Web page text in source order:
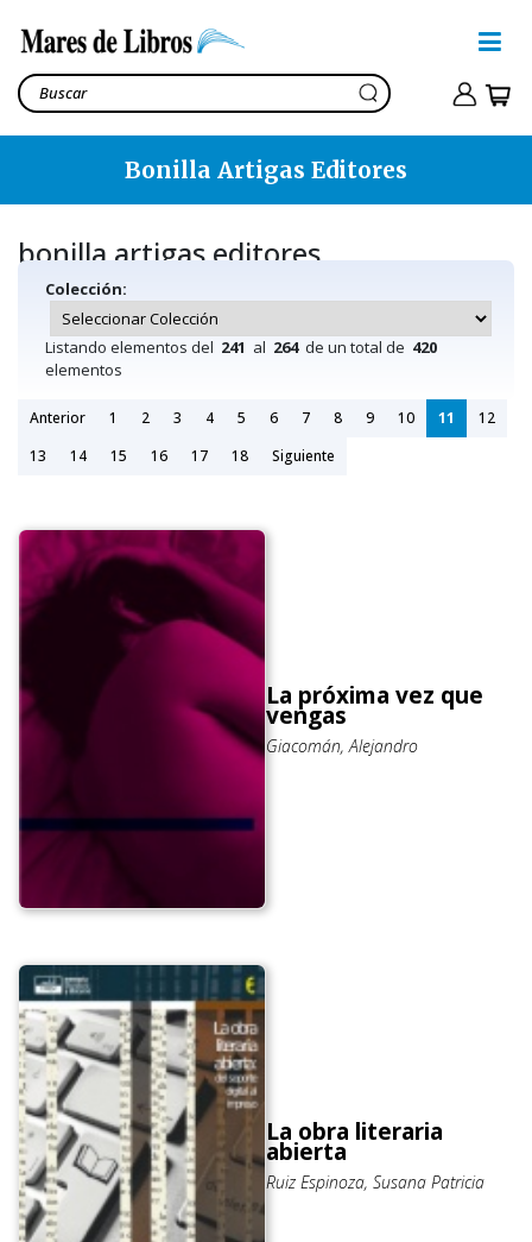
Bonilla Artigas Editores
bonilla artigas editores
Colección:
Listando elementos del 241 al 264de un total de 420
elementos
Anterior 1 2 3 4 5 6 7 8 9 10 11
12
13
14 15 16 17 18 Siguiente
La próxima vez que
vengas
Giacomán, Alejandro
La obra literaria
abierta
Ruiz Espinoza, Susana Patricia